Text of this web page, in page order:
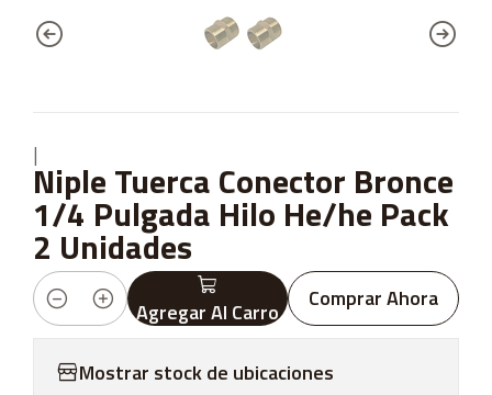
|
Niple Tuerca Conector Bronce
1/4 Pulgada Hilo He/he Pack
2 Unidades
Cantidad Agregar Al Carro Comprar Ahora
Mostrar stock de ubicaciones